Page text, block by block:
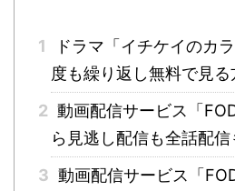
1
ドラマ「イチケイのカ
度も繰り返し無料で見る
2 動画配信サービス「
ら見逃し配信も全話配信
3 動画配信サービス「